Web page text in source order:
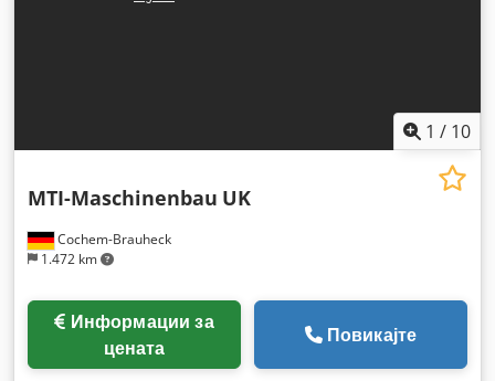
1 / 10
Cochem-Brauheck
1.472 km
MTI-Maschinenbau UK
цената
Повикајте